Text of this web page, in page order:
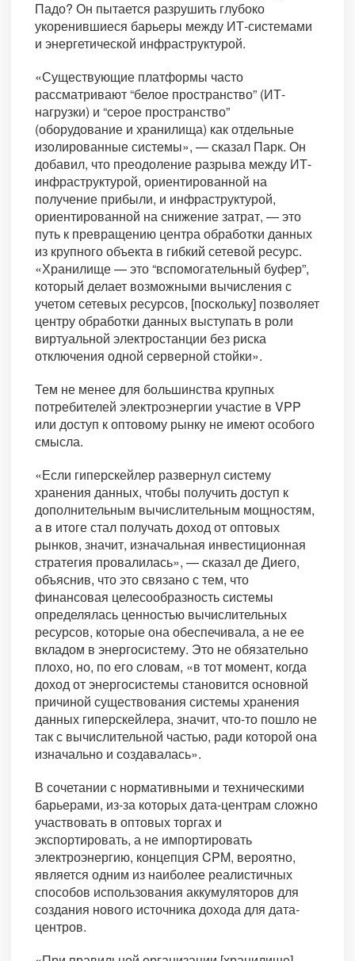
Падо? Он пытается разрушить глубоко
укоренившиеся барьеры между ИТ-системами
и энергетической инфраструктурой.
«Существующие платформы часто
рассматривают “белое пространство” (ИТ-
нагрузки) и “серое пространство”
(оборудование и хранилища) как отдельные
изолированные системы», — сказал Парк. Он
добавил, что преодоление разрыва между ИТ-
инфраструктурой, ориентированной на
получение прибыли, и инфраструктурой,
ориентированной на снижение затрат, — это
путь к превращению центра обработки данных
из крупного объекта в гибкий сетевой ресурс.
«Хранилище — это “вспомогательный буфер”,
который делает возможными вычисления с
учетом сетевых ресурсов, [поскольку] позволяет
центру обработки данных выступать в роли
виртуальной электростанции без риска
отключения одной серверной стойки».
Тем не менее для большинства крупных
потребителей электроэнергии участие в VPP
или доступ к оптовому рынку не имеют особого
смысла.
«Если гиперскейлер развернул систему
хранения данных, чтобы получить доступ к
дополнительным вычислительным мощностям,
а в итоге стал получать доход от оптовых
рынков, значит, изначальная инвестиционная
стратегия провалилась», — сказал де Диего,
объяснив, что это связано с тем, что
финансовая целесообразность системы
определялась ценностью вычислительных
ресурсов, которые она обеспечивала, а не ее
вкладом в энергосистему. Это не обязательно
плохо, но, по его словам, «в тот момент, когда
доход от энергосистемы становится основной
причиной существования системы хранения
данных гиперскейлера, значит, что-то пошло не
так с вычислительной частью, ради которой она
изначально и создавалась».
В сочетании с нормативными и техническими
барьерами, из-за которых дата-центрам сложно
участвовать в оптовых торгах и
экспортировать, а не импортировать
электроэнергию, концепция CPM, вероятно,
является одним из наиболее реалистичных
способов использования аккумуляторов для
создания нового источника дохода для дата-
центров.